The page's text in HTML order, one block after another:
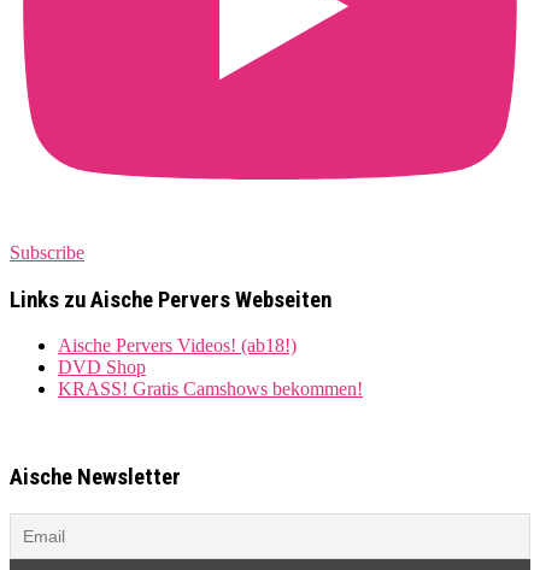
Subscribe
Links zu Aische Pervers Webseiten
Aische Pervers Videos! (ab18!)
DVD Shop
KRASS! Gratis Camshows bekommen!
Aische Newsletter